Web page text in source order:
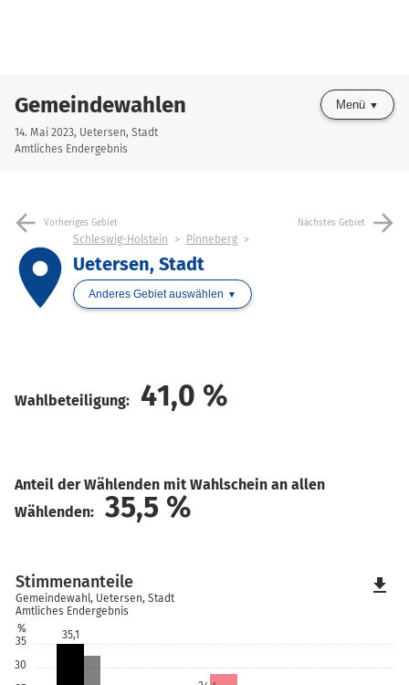
Gemeindewahlen
14. Mai 2023, Uetersen, Stadt
Amtliches Endergebnis
Menü
arrow_back Vorheriges Gebiet Nächstes Gebiet arrow_forward
place
Schleswig-Holstein Pinneberg
Uetersen, Stadt
Anderes Gebiet auswählen
Wahlbeteiligung: 41,0 %
Anteil der Wählenden mit Wahlschein an allen
Wählenden:
35,5 %
30
35
%
35,1
Stimmenanteile
Gemeindewahl, Uetersen, Stadt
Amtliches Endergebnis
file_download